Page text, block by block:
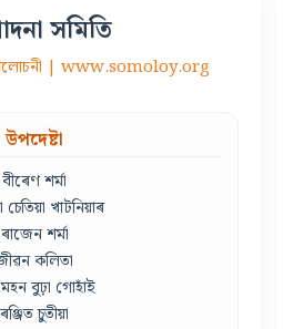
সমিতি
| www.somoloy.org
উপদেষ্টা
বীৰেণ শৰ্মা
খাটনিয়াৰ
ৰাজেন শৰ্মা
কলিতা
বুঢ়া গোহাঁই
ৰঞ্জিত চুতীয়া